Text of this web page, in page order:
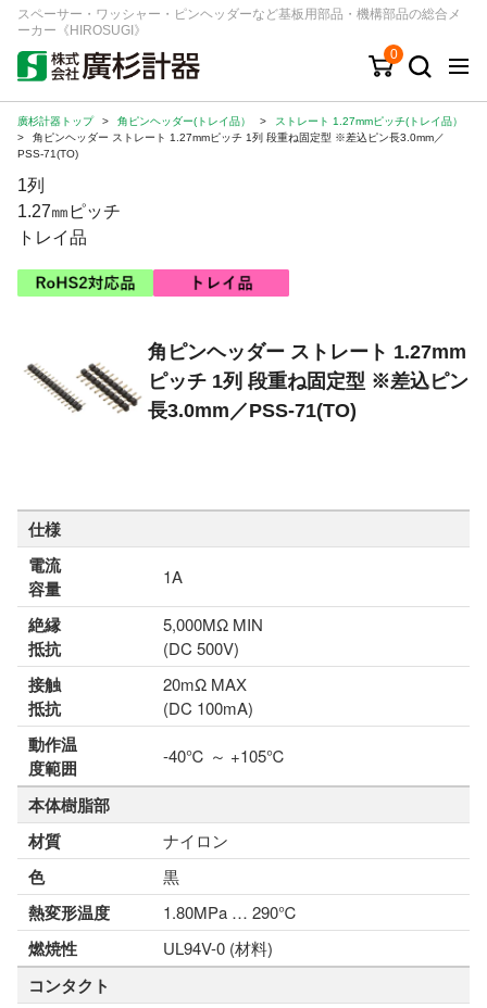
スペーサー・ワッシャー・ピンヘッダーなど基板用部品・機構部品の総合メ
ーカー《HIROSUGI》
0
キーワード 品番/シリーズ
商品カテゴリから探す
ジャンルから探す
シリーズから探す
注文・見積りについて
ご利用ガイド
廣杉計器トップ > 角ピンヘッダー(トレイ品） >
ストレート 1.27mmピッチ(トレイ品）
>
角ピンヘッダー ストレート 1.27mmピッチ 1列 段重ね固定型 ※差込ピン長3.0mm／
PSS-71(TO)
1列
1.27㎜ピッチ
トレイ品
角ピンヘッダー ストレート 1.27mm
ピッチ 1列 段重ね固定型 ※差込ピン
長3.0mm／PSS-71(TO)
仕様
電流
容量
1A
絶縁
抵抗
5,000MΩ MIN
(DC 500V)
接触
抵抗
20mΩ MAX
(DC 100mA)
動作温
度範囲
-40℃ ～ +105℃
本体樹脂部
材質
ナイロン
色 黒
熱変形温度 1.80MPa … 290℃
燃焼性 UL94V-0 (材料)
コンタクト